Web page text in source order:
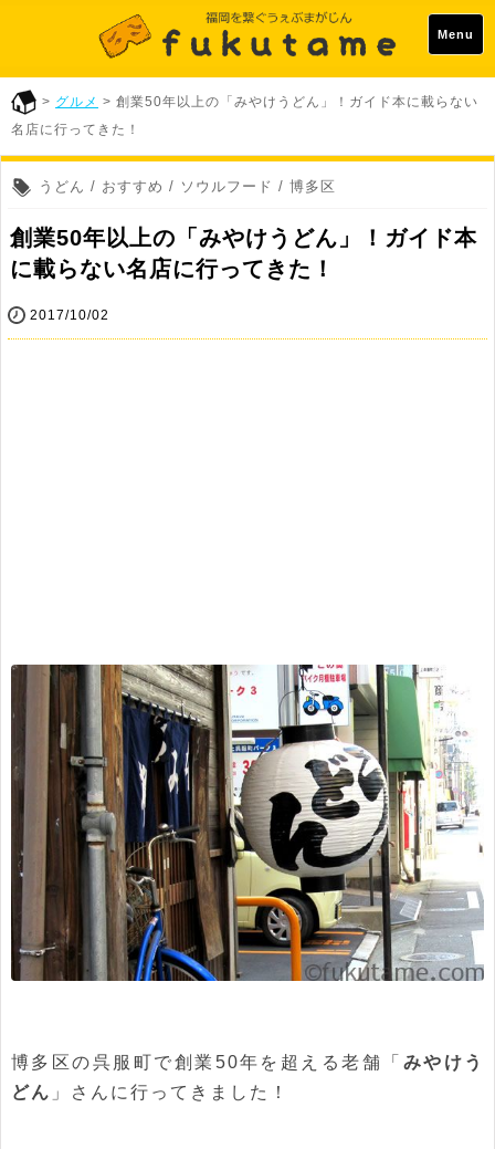
Menu
> グルメ > 創業50年以上の「みやけうどん」！ガイド本に載らない
名店に行ってきた！
うどん / おすすめ / ソウルフード / 博多区
創業50年以上の「みやけうどん」！ガイド本
に載らない名店に行ってきた！
2017/10/02
博多区の呉服町で創業50年を超える老舗「 みやけう
どん 」さんに行ってきました！